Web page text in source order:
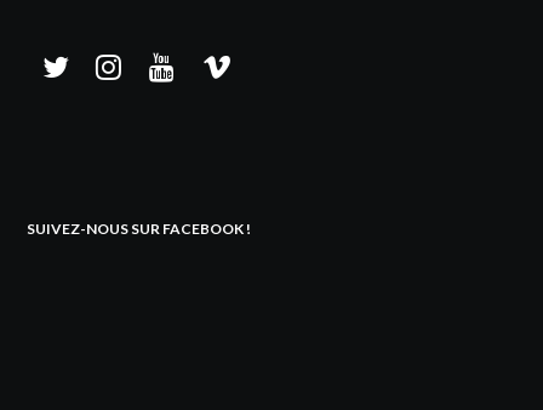
SUIVEZ-NOUS SUR FACEBOOK !